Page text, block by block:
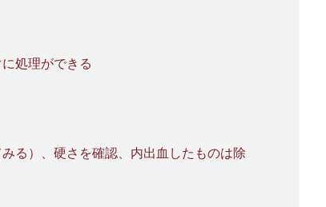
処理ができる
る）、硬さを確認、内出血したものは除